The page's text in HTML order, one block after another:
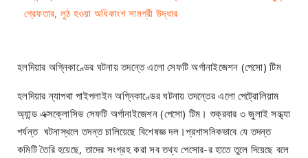
গ্রেফতার, লুঠ হওয়া অধিকাংশ সামগ্রী উদ্ধার
হলদিয়ার অগ্নিকাণ্ডের ঘটনায় তদন্তে এলো সেফটি অর্গানাইজেশন (পেসো) টিম
হলদিয়ার ন্যাপথা পাইপলাইন অগ্নিকাণ্ডের ঘটনায় তদন্তের এলো পেট্রোলিয়াম
অ্যান্ড এক্সক্লোসিভ সেফটি অর্গানাইজেশন (পেসো) টিম। শুক্রবার ৩ জুলাই সন্ধ্যা
পর্যন্ত ঘটনাস্থলে তদন্ত চালিয়েছে বিশেষজ্ঞ দল।প্রশাসনিকভাবে যে তদন্ত
কমিটি তৈরি হয়েছে, তাদের সংগ্রহ করা সব তথ্য পেসোর-র হাতে তুলে দিয়েছে বলে